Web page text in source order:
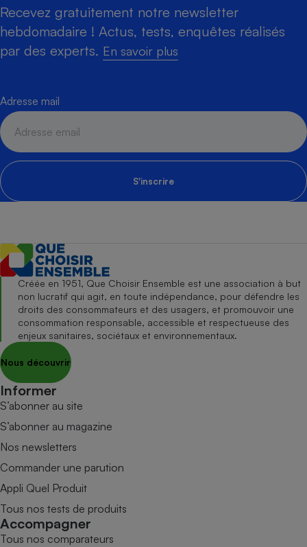
Recevez gratuitement notre newsletter
hebdomadaire ! Actus, tests, enquêtes réalisés
par des experts. En savoir plus
Adresse mail
S'inscrire
Créée en 1951, Que Choisir Ensemble est une association à but
non lucratif qui agit, en toute indépendance, pour défendre les
droits des consommateurs et des usagers, et promouvoir une
consommation responsable, accessible et respectueuse des
enjeux sanitaires, sociétaux et environnementaux.
Nous découvrir
Informer
S’abonner au site
S’abonner au magazine
Nos newsletters
Commander une parution
Appli Quel Produit
Tous nos tests de produits
Accompagner
Tous nos comparateurs